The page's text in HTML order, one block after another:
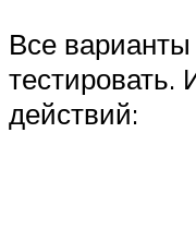
Все
тестировать.
действий: